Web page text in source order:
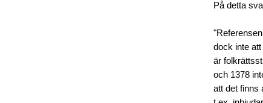
På detta
dock inte
är
och 1378
att det finns